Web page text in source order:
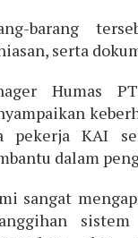
barang
serta
Humas
pekerja KAI
dalam
sangat